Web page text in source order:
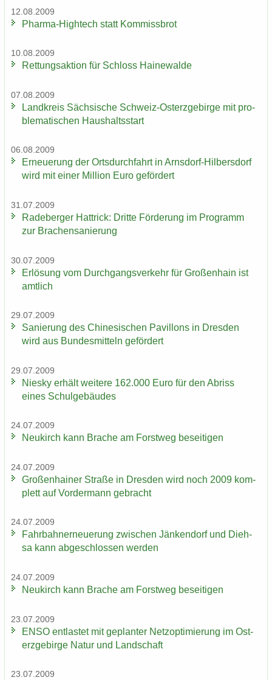
12.08.2009
Pharma-​Hightech statt Kom­miss­brot
10.08.2009
Ret­tungs­ak­ti­on für Schloss Hai­ne­wal­de
07.08.2009
Land­kreis Säch­si­sche Schweiz-​Osterzgebirge mit pro­
ble­ma­ti­schen Haus­halts­start
06.08.2009
Er­neue­rung der Orts­durch­fahrt in Arnsdorf-​Hilbersdorf
wird mit einer Mil­li­on Euro ge­för­dert
31.07.2009
Ra­de­ber­ger Hat­trick: Drit­te För­de­rung im Pro­gramm
zur Bra­chen­sa­nie­rung
30.07.2009
Er­lö­sung vom Durch­gangs­ver­kehr für Gro­ßen­hain ist
amt­lich
29.07.2009
Sa­nie­rung des Chi­ne­si­schen Pa­vil­lons in Dres­den
wird aus Bun­des­mit­teln ge­för­dert
29.07.2009
Nies­ky er­hält wei­te­re 162.000 Euro für den Ab­riss
eines Schul­ge­bäu­des
24.07.2009
Neu­kirch kann Bra­che am Forst­weg be­sei­ti­gen
24.07.2009
Gro­ßen­hai­ner Stra­ße in Dres­den wird noch 2009 kom­
plett auf Vor­der­mann ge­bracht
24.07.2009
Fahr­bahn­erneue­rung zwi­schen Jän­ken­dorf und Dieh­
sa kann ab­ge­schlos­sen wer­den
24.07.2009
Neu­kirch kann Bra­che am Forst­weg be­sei­ti­gen
23.07.2009
ENSO ent­las­tet mit ge­plan­ter Netz­op­ti­mie­rung im Ost­
erz­ge­bir­ge Natur und Land­schaft
23.07.2009